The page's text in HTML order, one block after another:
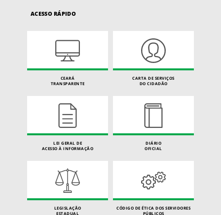
ACESSO RÁPIDO
CEARÁ
TRANSPARENTE
CARTA DE SERVIÇOS
DO CIDADÃO
LEI GERAL DE
ACESSO À INFORMAÇÃO
DIÁRIO
OFICIAL
LEGISLAÇÃO
ESTADUAL
CÓDIGO DE ÉTICA DOS SERVIDORES
PÚBLICOS